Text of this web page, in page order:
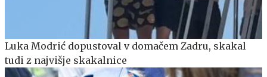
Luka Modrić dopustoval v domačem Zadru, skakal
tudi z najvišje skakalnice